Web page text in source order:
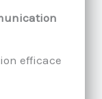
efficace